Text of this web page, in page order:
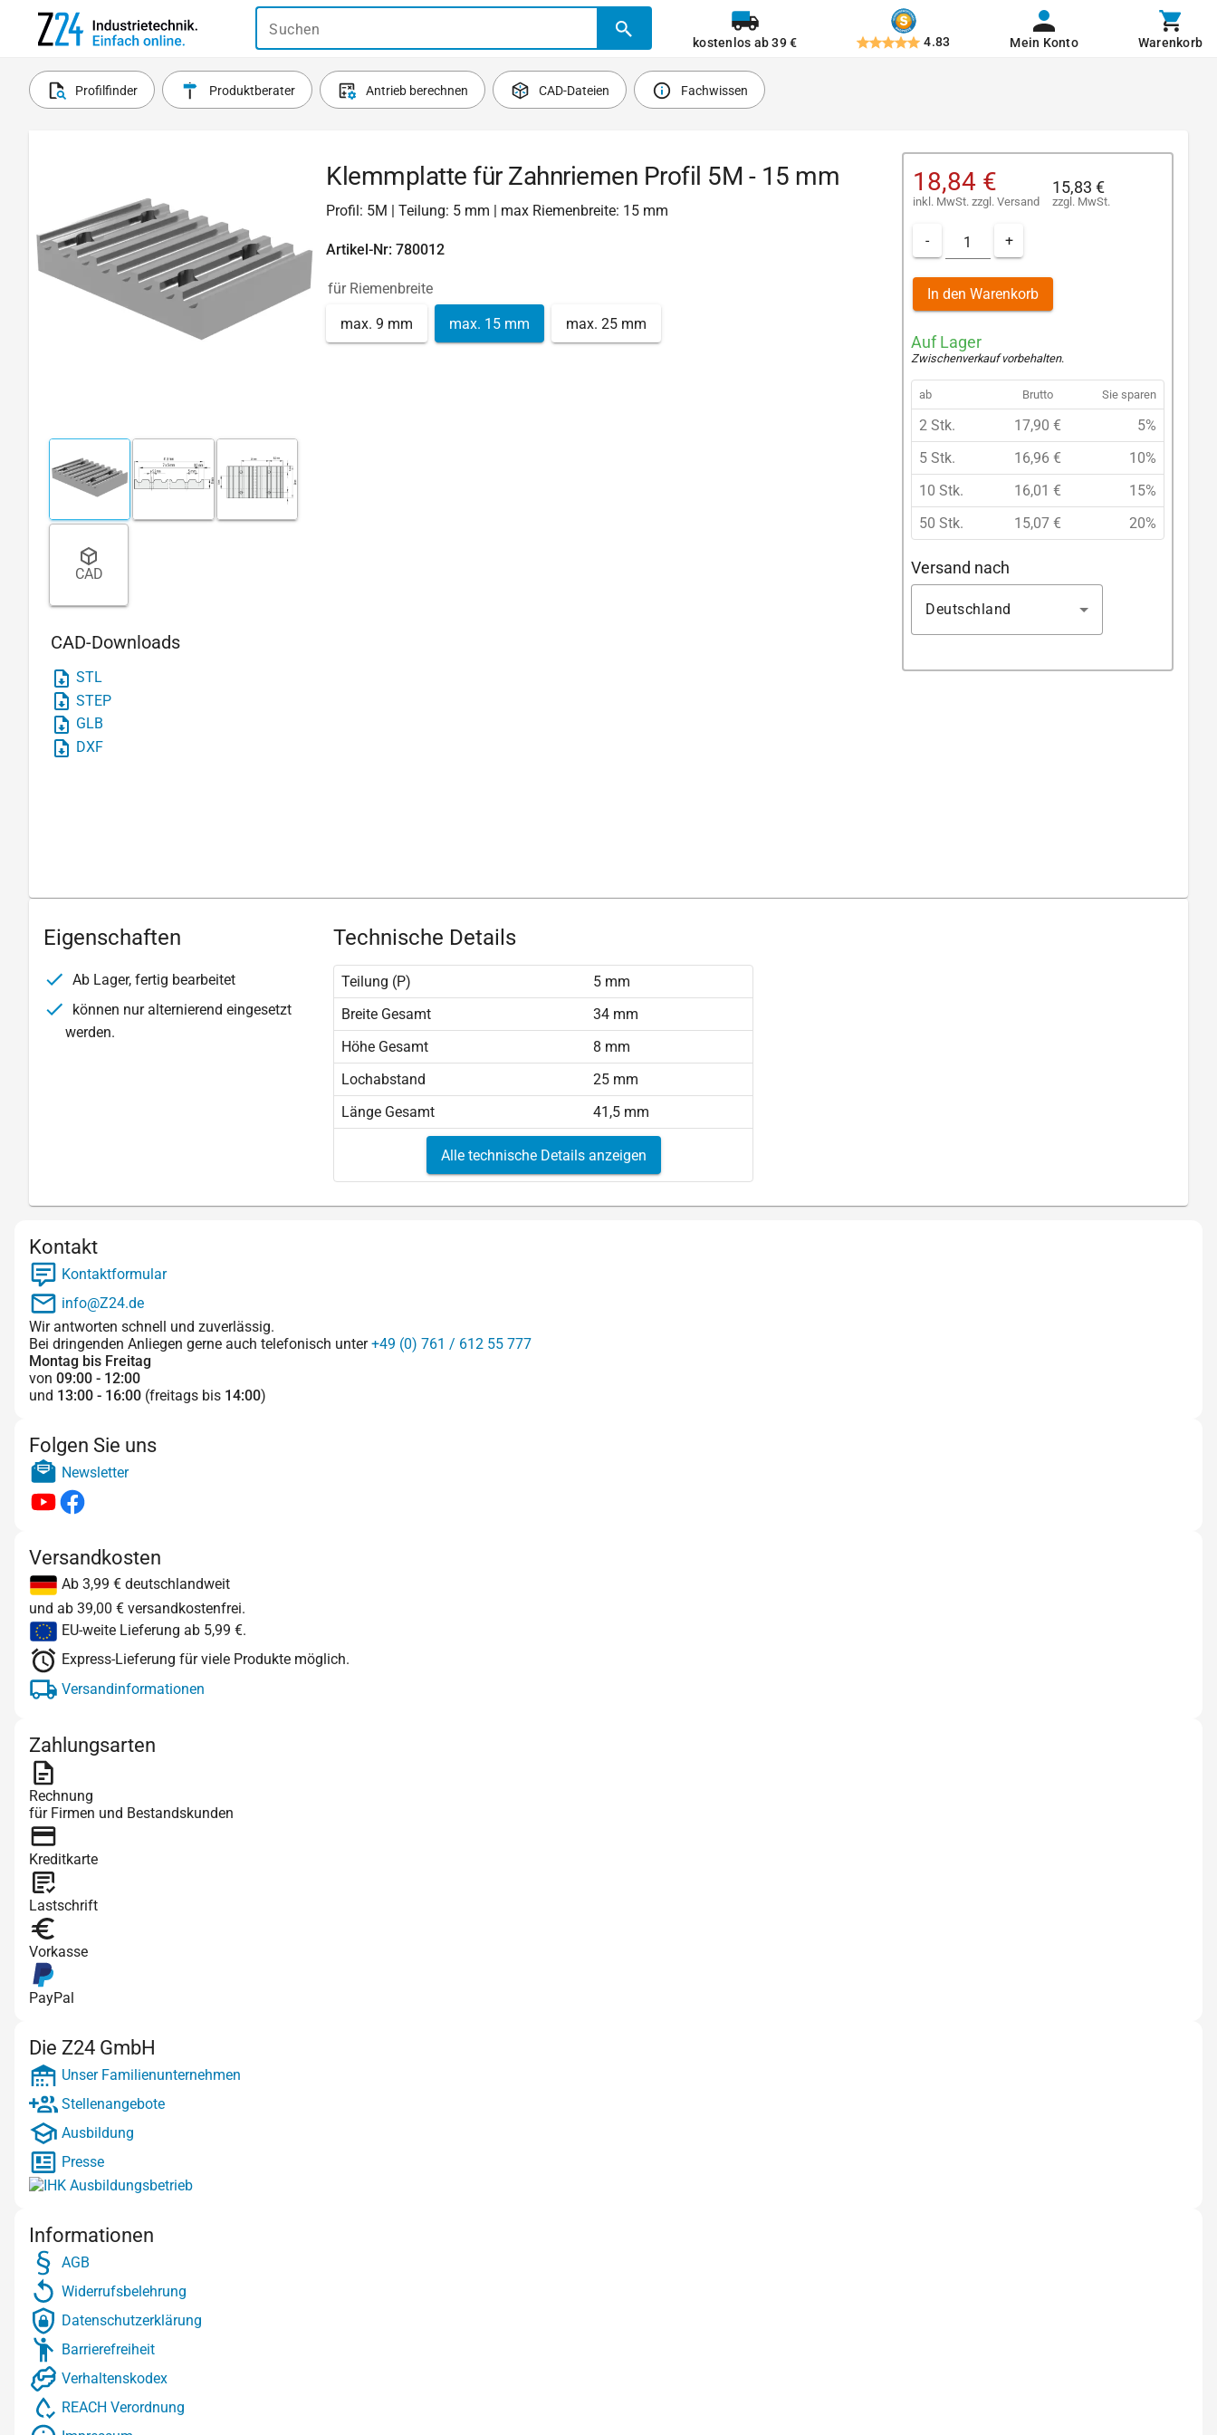
Suchen
kostenlos ab 39 € 4.83 Mein Konto Warenkorb
Profilfinder Produktberater Antrieb berechnen CAD-Dateien Fachwissen
CAD
CAD-Downloads
STL
STEP
GLB
DXF
Klemmplatte für Zahnriemen Profil 5M - 15 mm
Profil: 5M | Teilung: 5 mm | max Riemenbreite: 15 mm
Artikel-Nr: 780012
für Riemenbreite
max. 9 mm max. 15 mm max. 25 mm
18,84 €
inkl. MwSt. zzgl. Versand
15,83 €
zzgl. MwSt.
- +
In den Warenkorb
Auf Lager
Zwischenverkauf vorbehalten.
ab Brutto Sie sparen
2 Stk. 17,90 €
5%
5 Stk.
16,96 €
10%
10 Stk.
16,01 €
15%
50 Stk.
15,07 € 20%
Versand nach
Deutschland
Eigenschaften
Ab Lager, fertig bearbeitet
können nur alternierend eingesetzt
werden.
Technische Details
Teilung (P)
5 mm
Breite Gesamt
34 mm
Höhe Gesamt
8 mm
Lochabstand
25 mm
Länge Gesamt
41,5 mm
Alle technische Details anzeigen
Kontakt
Kontaktformular
info@Z24.de
Wir antworten schnell und zuverlässig.
Bei dringenden Anliegen gerne auch telefonisch unter+49 (0) 761 / 612 55 777
Montag bis Freitag
von 09:00 - 12:00
und 13:00 - 16:00 (freitags bis 14:00)
Folgen Sie uns
Newsletter
Versandkosten
Ab 3,99 € deutschlandweit
und ab 39,00 € versandkostenfrei.
EU-weite Lieferung ab 5,99 €.
Express-Lieferung für viele Produkte möglich.
Versandinformationen
Zahlungsarten
Rechnung
für Firmen und Bestandskunden
Kreditkarte
Lastschrift
Vorkasse
PayPal
Die Z24 GmbH
Unser Familienunternehmen
Stellenangebote
Ausbildung
Presse
Informationen
AGB
Widerrufsbelehrung
Datenschutzerklärung
Barrierefreiheit
Verhaltenskodex
REACH Verordnung